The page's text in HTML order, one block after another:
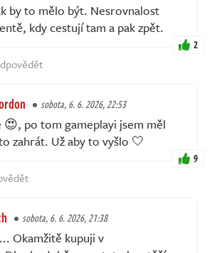
by to mělo být. Nesrovnalost
kdy cestují tam a pak zpět.
2
sobota, 6. 6. 2026, 22:53
😍, po tom gameplayi jsem měl
zahrát. Už aby to vyšlo 🤍
9
sobota, 6. 6. 2026, 21:38
Okamžitě kupuji v